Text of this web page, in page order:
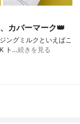
カバーマーク👑
ングミルクといえばこ
ト…続きを見る